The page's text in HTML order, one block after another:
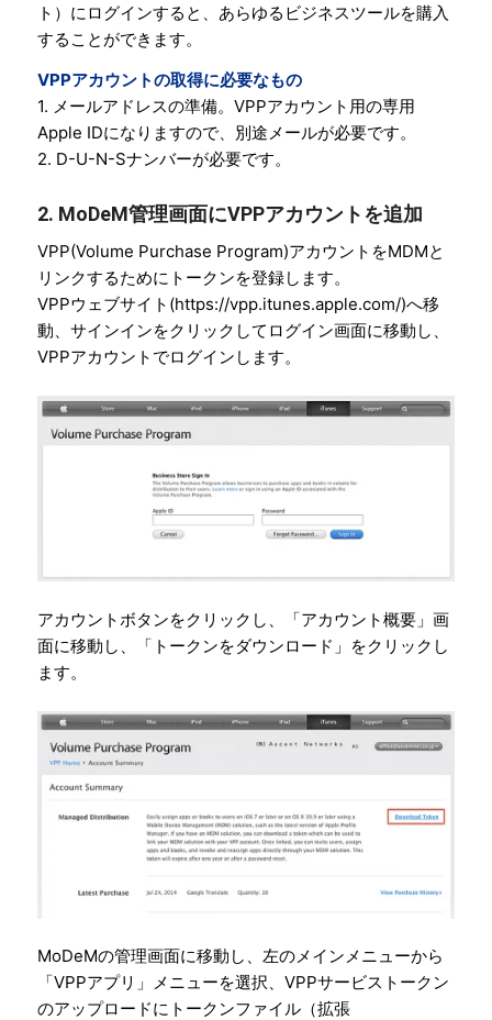
ト）にログインすると、あらゆるビジネスツールを購入
することができます。
VPPアカウントの取得に必要なもの
1. メールアドレスの準備。VPPアカウント用の専用
Apple IDになりますので、別途メールが必要です。
2. D-U-N-Sナンバーが必要です。
2. MoDeM管理画面にVPPアカウントを追加
VPP(Volume Purchase Program)アカウントをMDMと
リンクするためにトークンを登録します。
VPPウェブサイト(https://vpp.itunes.apple.com/)へ移
動、サインインをクリックしてログイン画面に移動し、
VPPアカウントでログインします。
アカウントボタンをクリックし、「アカウント概要」画
面に移動し、「トークンをダウンロード」をクリックし
ます。
MoDeMの管理画面に移動し、左のメインメニューから
「VPPアプリ」メニューを選択、VPPサービストークン
のアップロードにトークンファイル（拡張